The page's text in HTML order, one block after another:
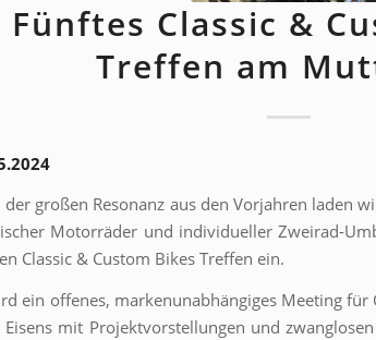
Fünftes Classic &
Treffen am
der großen Resonanz aus den Vorjahren laden
Motorräder und individueller Zweirad-
Classic & Custom Bikes Treffen ein.
ein offenes, markenunabhängiges Meeting
Eisens mit Projektvorstellungen und